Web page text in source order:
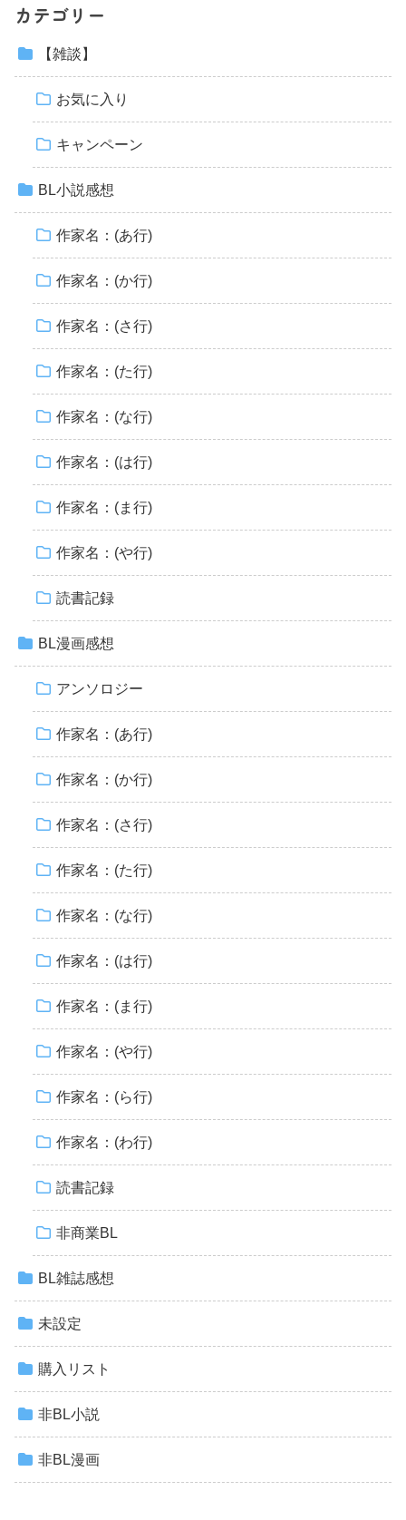
カテゴリー
【雑談】
お気に入り
キャンペーン
BL小説感想
作家名：(あ行)
作家名：(か行)
作家名：(さ行)
作家名：(た行)
作家名：(な行)
作家名：(は行)
作家名：(ま行)
作家名：(や行)
読書記録
BL漫画感想
アンソロジー
作家名：(あ行)
作家名：(か行)
作家名：(さ行)
作家名：(た行)
作家名：(な行)
作家名：(は行)
作家名：(ま行)
作家名：(や行)
作家名：(ら行)
作家名：(わ行)
読書記録
非商業BL
BL雑誌感想
未設定
購入リスト
非BL小説
非BL漫画